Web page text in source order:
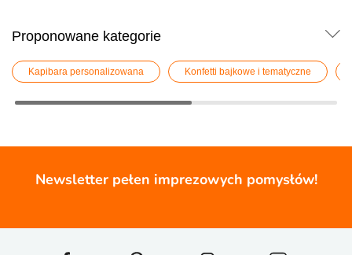
Proponowane kategorie
Kapibara personalizowana Konfetti bajkowe i tematyczne
Newsletter pełen imprezowych pomysłów!